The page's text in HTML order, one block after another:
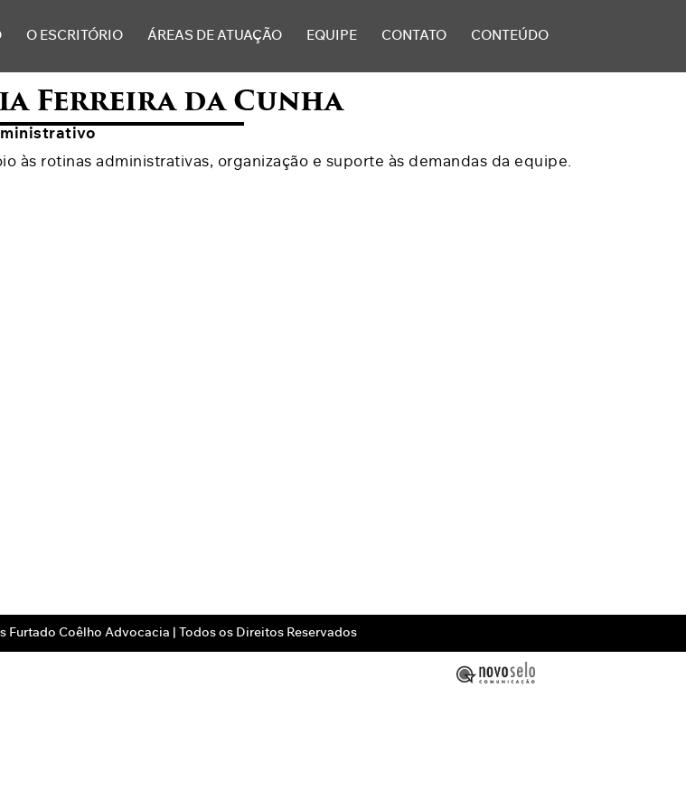
O ESCRITÓRIO ÁREAS DE ATUAÇÃO EQUIPE CONTATO CONTEÚDO
Ferreira da Cunha
às rotinas administrativas, organização e suporte às demandas da equipe.
Coêlho Advocacia | Todos os Direitos Reservados